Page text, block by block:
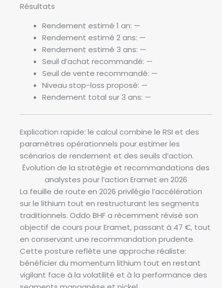
Résultats
Rendement estimé 1 an: —
Rendement estimé 2 ans: —
Rendement estimé 3 ans: —
Seuil d’achat recommandé: —
Seuil de vente recommandé: —
Niveau stop-loss proposé: —
Rendement total sur 3 ans: —
Explication rapide: le calcul combine le RSI et des
paramètres opérationnels pour estimer les
scénarios de rendement et des seuils d’action.
Évolution de la stratégie et recommandations des
analystes pour l’action Eramet en 2026
La feuille de route en 2026 privilégie l’accélération
sur le lithium tout en restructurant les segments
traditionnels. Oddo BHF a récemment révisé son
objectif de cours pour Eramet, passant à 47 €, tout
en conservant une recommandation prudente.
Cette posture reflète une approche réaliste:
bénéficier du momentum lithium tout en restant
vigilant face à la volatilité et à la performance des